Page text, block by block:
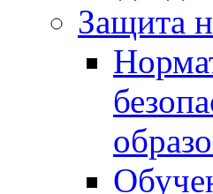
Защита